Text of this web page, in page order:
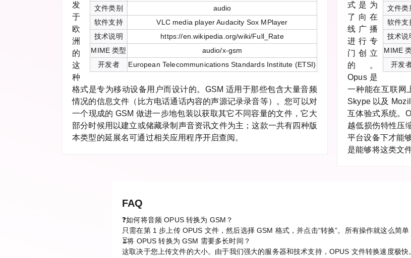
文件类别
audio
软件支持
VLC media player Audacity Sox MPlayer
技术说明
https://en.wikipedia.org/wiki/Full_Rate
MIME 类型
audio/x-gsm
开发者
European Telecommunications Standards Institute (ETSI)
发
于
欧
洲
的
这
种
格式是专为移动设备用户而设计的。GSM 适用于那些包含大量音频
情况的信息文件（比方电话通话内容的声源记录录音等）。您可以对
一个现成的 GSM 做进一步地包装以获取其它不同容量的文件，它大
部分时候用以建立或储藏录制声音资讯文件为主；这款一共有四种版
本类型的延展名可通过相关应用程序开启查阅。
文件类
软件支
技术说
MIME
开发
式是为
了向在
线广播
进行专
门创立
的。
Opus 是
一种能在互联网
Skype 以及
互体验式系统。
越低损伤特性压
平台设备下才能
是能够将这类文
FAQ
❓如何将音频 OPUS 转换为 GSM？
只需在第 1 步上传 OPUS 文件，然后选择 GSM 格式，并点击“转换”。所有操作就这么简
⏳将 OPUS 转换为 GSM 需要多长时间？
这取决于您上传文件的大小。由于我们强大的服务器和技术支持，OPUS 文件转换速度极